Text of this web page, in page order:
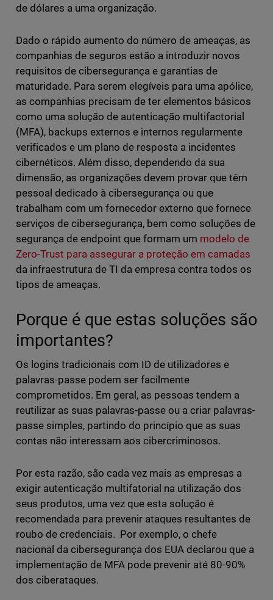
de dólares a uma organização.
Dado o rápido aumento do número de ameaças, as
companhias de seguros estão a introduzir novos
requisitos de cibersegurança e garantias de
maturidade. Para serem elegíveis para uma apólice,
as companhias precisam de ter elementos básicos
como uma solução de autenticação multifactorial
(MFA), backups externos e internos regularmente
verificados e um plano de resposta a incidentes
cibernéticos. Além disso, dependendo da sua
dimensão, as organizações devem provar que têm
pessoal dedicado à cibersegurança ou que
trabalham com um fornecedor externo que fornece
serviços de cibersegurança, bem como soluções de
segurança de endpoint que formam um modelo de
Zero-Trust para assegurar a proteção em camadas
da infraestrutura de TI da empresa contra todos os
tipos de ameaças.
Porque é que estas soluções são
importantes?
Os logins tradicionais com ID de utilizadores e
palavras-passe podem ser facilmente
comprometidos. Em geral, as pessoas tendem a
reutilizar as suas palavras-passe ou a criar palavras-
passe simples, partindo do princípio que as suas
contas não interessam aos cibercriminosos.
Por esta razão, são cada vez mais as empresas a
exigir autenticação multifatorial na utilização dos
seus produtos, uma vez que esta solução é
recomendada para prevenir ataques resultantes de
roubo de credenciais. Por exemplo, o chefe
nacional da cibersegurança dos EUA declarou que a
implementação de MFA pode prevenir até 80-90%
dos ciberataques.